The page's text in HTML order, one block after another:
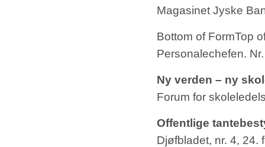
Magasinet Jyske
Bottom of FormTop
Personalechefen.
Ny verden – ny
Forum for
Offentlige
Djøfbladet, nr. 4, 24.